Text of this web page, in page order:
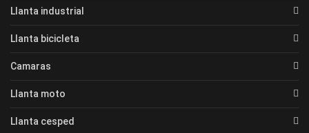
Llanta industrial
Llanta bicicleta
Camaras
Llanta moto
Llanta cesped